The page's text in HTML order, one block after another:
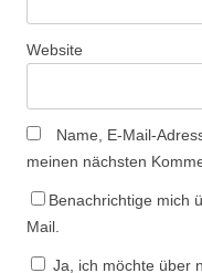
Website
Name, E-Mail-
meinen nächsten
Benachrichtige mich
Mail.
Ja, ich möchte über